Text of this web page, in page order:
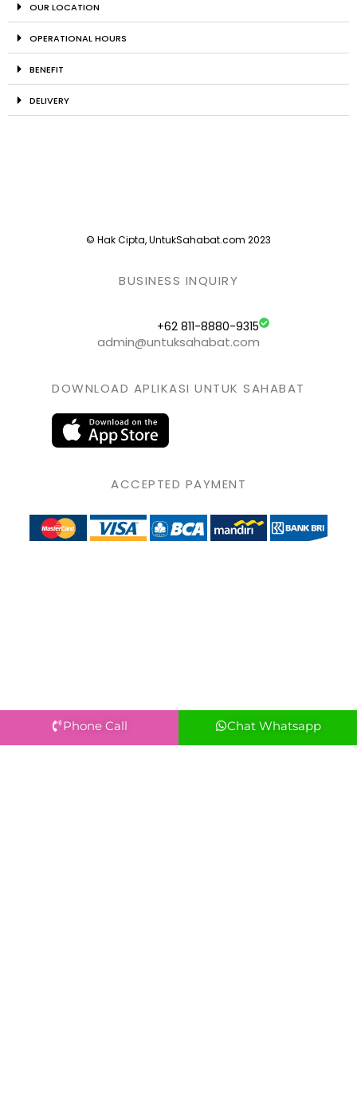
OUR LOCATION
OPERATIONAL HOURS
BENEFIT
DELIVERY
© Hak Cipta, UntukSahabat.com 2023
BUSINESS INQUIRY
+62 811-8880-9315
admin@untuksahabat.com
DOWNLOAD APLIKASI UNTUK SAHABAT
ACCEPTED PAYMENT
Phone Call Chat Whatsapp